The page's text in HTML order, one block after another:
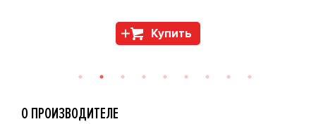
Купить
О ПРОИЗВОДИТЕЛЕ